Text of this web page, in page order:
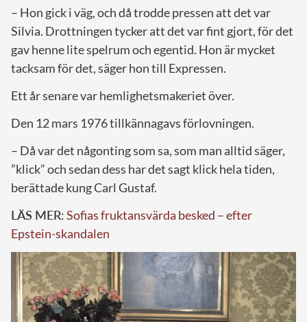
– Hon gick i väg, och då trodde pressen att det var
Silvia. Drottningen tycker att det var fint gjort, för det
gav henne lite spelrum och egentid. Hon är mycket
tacksam för det, säger hon till Expressen.
Ett år senare var hemlighetsmakeriet över.
Den 12 mars 1976 tillkännagavs förlovningen.
– Då var det någonting som sa, som man alltid säger,
”klick” och sedan dess har det sagt klick hela tiden,
berättade kung Carl Gustaf.
LÄS MER:Sofias fruktansvärda besked – efter
Epstein-skandalen